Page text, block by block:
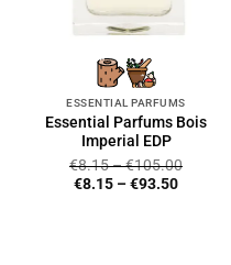
ESSENTIAL PARFUMS
Essential Parfums Bois
Imperial EDP
€8.15–€105.00
€8.15 –€93.50